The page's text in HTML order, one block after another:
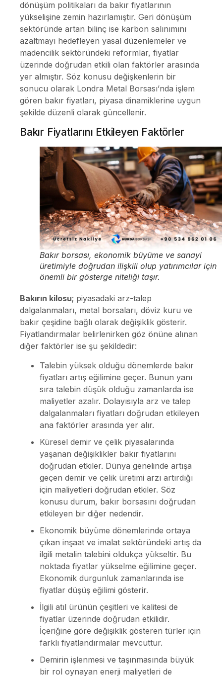
dönüşüm politikaları da bakır fiyatlarının
yükselişine zemin hazırlamıştır. Geri dönüşüm
sektöründe artan bilinç ise karbon salınımını
azaltmayı hedefleyen yasal düzenlemeler ve
madencilik sektöründeki reformlar, fiyatlar
üzerinde doğrudan etkili olan faktörler arasında
yer almıştır. Söz konusu değişkenlerin bir
sonucu olarak Londra Metal Borsası’nda işlem
gören bakır fiyatları, piyasa dinamiklerine uygun
şekilde düzenli olarak güncellenir.
Bakır Fiyatlarını Etkileyen Faktörler
Bakır borsası, ekonomik büyüme ve sanayi
üretimiyle doğrudan ilişkili olup yatırımcılar için
önemli bir gösterge niteliği taşır.
Bakırın kilosu; piyasadaki arz-talep
dalgalanmaları, metal borsaları, döviz kuru ve
bakır çeşidine bağlı olarak değişiklik gösterir.
Fiyatlandırmalar belirlenirken göz önüne alınan
diğer faktörler ise şu şekildedir:
Talebin yüksek olduğu dönemlerde bakır
fiyatları artış eğilimine geçer. Bunun yanı
sıra talebin düşük olduğu zamanlarda ise
maliyetler azalır. Dolayısıyla arz ve talep
dalgalanmaları fiyatları doğrudan etkileyen
ana faktörler arasında yer alır.
Küresel demir ve çelik piyasalarında
yaşanan değişiklikler bakır fiyatlarını
doğrudan etkiler. Dünya genelinde artışa
geçen demir ve çelik üretimi arzı artırdığı
için maliyetleri doğrudan etkiler. Söz
konusu durum, bakır borsasını doğrudan
etkileyen bir diğer nedendir.
Ekonomik büyüme dönemlerinde ortaya
çıkan inşaat ve imalat sektöründeki artış da
ilgili metalin talebini oldukça yükseltir. Bu
noktada fiyatlar yükselme eğilimine geçer.
Ekonomik durgunluk zamanlarında ise
fiyatlar düşüş eğilimi gösterir.
İlgili atıl ürünün çeşitleri ve kalitesi de
fiyatlar üzerinde doğrudan etkilidir.
İçeriğine göre değişiklik gösteren türler için
farklı fiyatlandırmalar mevcuttur.
Demirin işlenmesi ve taşınmasında büyük
bir rol oynayan enerji maliyetleri de